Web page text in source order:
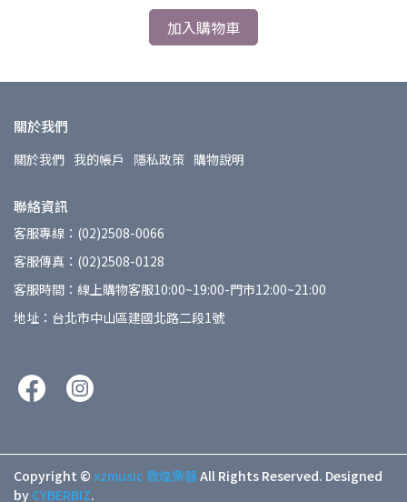
加入購物車
關於我們
關於我們 我的帳戶 隱私政策 購物說明
聯絡資訊
客服專線：(02)2508-0066
客服傳真：(02)2508-0128
客服時間：線上購物客服10:00~19:00-門市12:00~21:00
地址：台北市中山區建國北路二段1號
Copyright © xzmusic 敦煌樂器All Rights Reserved. Designed
by CYBERBIZ.